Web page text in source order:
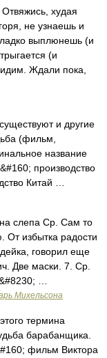
худая
не узнаешь и
выплюнешь (и
(и
Ждали пока,
и другие
(фильм,
название
производство
Китай …
слепа Ср. Сам то
От избытка радости
говорил еще
Две маски. 7. Ср.
…
Михельсона
термина
барабанщика.
фильм Виктора